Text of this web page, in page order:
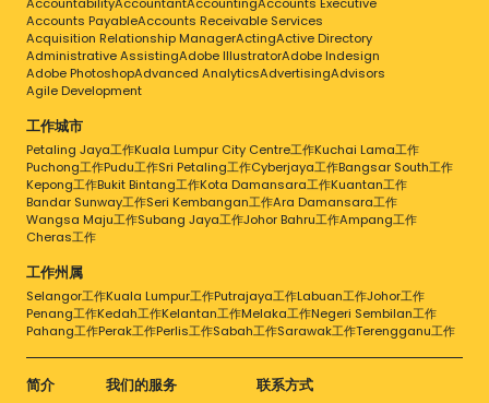
Accounts PayableAccounts Receivable Services
Acquisition Relationship ManagerActingActive Directory
Administrative AssistingAdobe IllustratorAdobe Indesign
Adobe PhotoshopAdvanced AnalyticsAdvertisingAdvisors
Agile Development
工作城市
Petaling Jaya工作Kuala Lumpur City Centre工作Kuchai Lama工作
Puchong工作Pudu工作Sri Petaling工作Cyberjaya工作Bangsar South工作
Kepong工作Bukit Bintang工作Kota Damansara工作Kuantan工作
Bandar Sunway工作Seri Kembangan工作Ara Damansara工作
Wangsa Maju工作Subang Jaya工作Johor Bahru工作Ampang工作
Cheras工作
工作州属
Selangor工作Kuala Lumpur工作Putrajaya工作Labuan工作Johor工作
Penang工作Kedah工作Kelantan工作Melaka工作Negeri Sembilan工作
Pahang工作Perak工作Perlis工作Sabah工作Sarawak工作Terengganu工作
简介
我们的服务
联系方式